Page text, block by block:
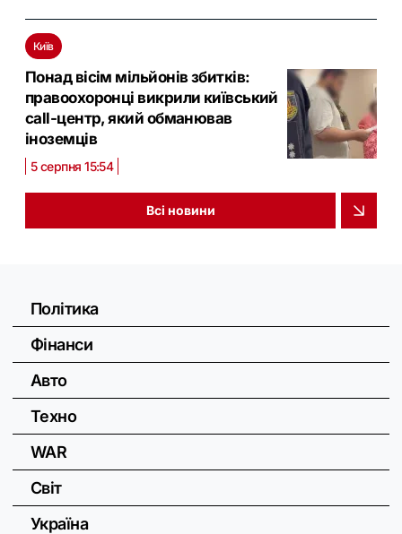
Київ
Понад вісім мільйонів збитків:
правоохоронці викрили київський
call-центр, який обманював
іноземців
5 серпня 15:54
Всі новини
Політика
Фінанси
Авто
Техно
WAR
Світ
Україна